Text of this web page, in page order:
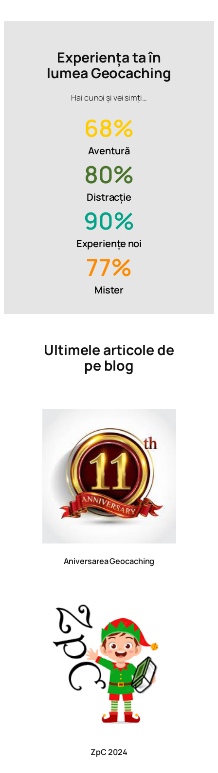
Experiența ta în
lumea Geocaching
Hai cu noi și vei simți…
68%
Aventură
80%
Distracție
90%
Experiențe noi
77%
Mister
Ultimele articole de
pe blog
Aniversarea Geocaching
ZpC 2024